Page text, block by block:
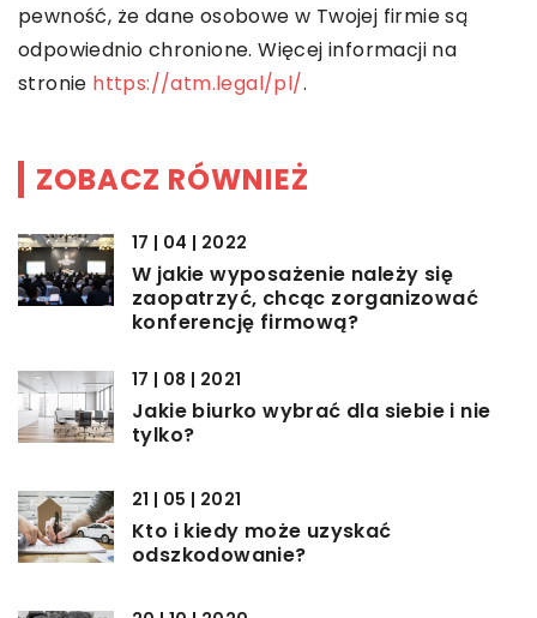
pewność, że dane osobowe w Twojej firmie są
odpowiednio chronione. Więcej informacji na
stronie https://atm.legal/pl/.
ZOBACZ RÓWNIEŻ
17 | 04 | 2022
W jakie wyposażenie należy się
zaopatrzyć, chcąc zorganizować
konferencję firmową?
17 | 08 | 2021
Jakie biurko wybrać dla siebie i nie
tylko?
21 | 05 | 2021
Kto i kiedy może uzyskać
odszkodowanie?